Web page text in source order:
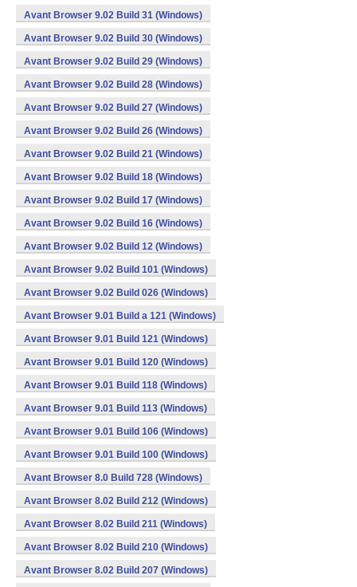
Avant Browser 9.02 Build 31 (Windows)
Avant Browser 9.02 Build 30 (Windows)
Avant Browser 9.02 Build 29 (Windows)
Avant Browser 9.02 Build 28 (Windows)
Avant Browser 9.02 Build 27 (Windows)
Avant Browser 9.02 Build 26 (Windows)
Avant Browser 9.02 Build 21 (Windows)
Avant Browser 9.02 Build 18 (Windows)
Avant Browser 9.02 Build 17 (Windows)
Avant Browser 9.02 Build 16 (Windows)
Avant Browser 9.02 Build 12 (Windows)
Avant Browser 9.02 Build 101 (Windows)
Avant Browser 9.02 Build 026 (Windows)
Avant Browser 9.01 Build a 121 (Windows)
Avant Browser 9.01 Build 121 (Windows)
Avant Browser 9.01 Build 120 (Windows)
Avant Browser 9.01 Build 118 (Windows)
Avant Browser 9.01 Build 113 (Windows)
Avant Browser 9.01 Build 106 (Windows)
Avant Browser 9.01 Build 100 (Windows)
Avant Browser 8.0 Build 728 (Windows)
Avant Browser 8.02 Build 212 (Windows)
Avant Browser 8.02 Build 211 (Windows)
Avant Browser 8.02 Build 210 (Windows)
Avant Browser 8.02 Build 207 (Windows)